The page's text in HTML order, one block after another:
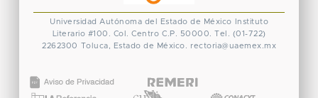
Universidad Autónoma del Estado de México
Instituto
Literario #100. Col. Centro C.P. 50000. Tel. (01-722)
2262300 Toluca, Estado de México. rectoria@uaemex.mx